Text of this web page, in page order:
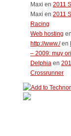
Maxi en 2011
Maxi en 2011
Racing
Web hosting
http://www./en
– 2009: muy
Delphia en
Crossrunner